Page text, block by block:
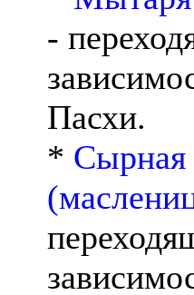
-
Пасхи.
* Сырная